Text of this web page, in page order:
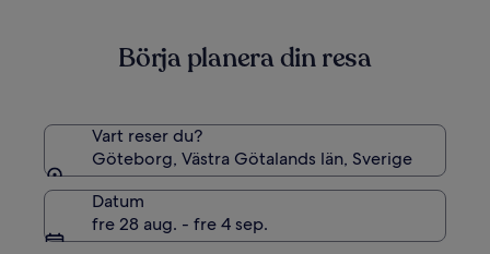
standardpris.
Börja planera din resa
Vart reser du?
Göteborg, Västra Götalands län, Sverige
Datum
fre 28 aug. - fre 4 sep.